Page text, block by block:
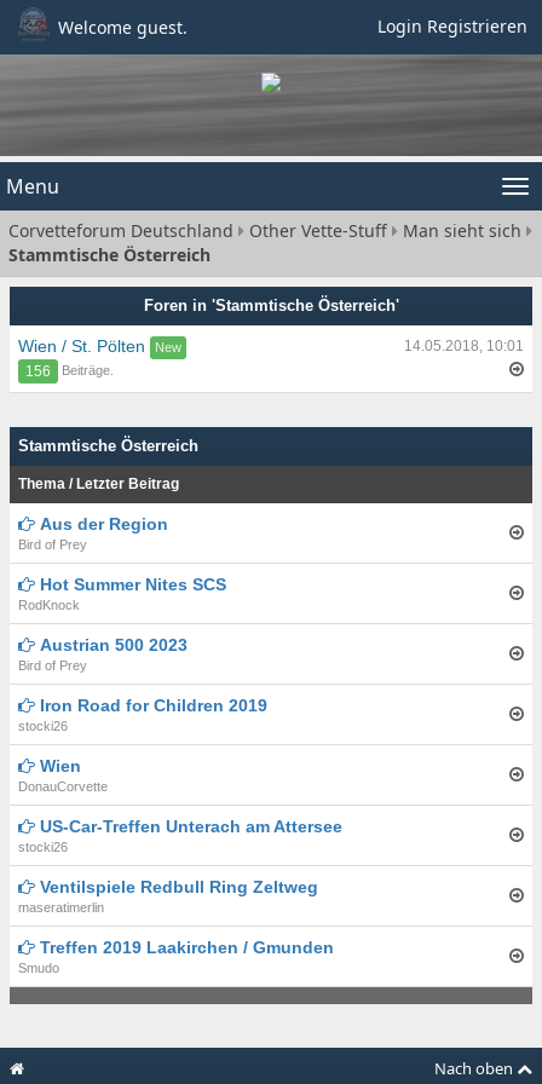
Welcome guest. Login Registrieren
Menu
Corvetteforum Deutschland Other Vette-Stuff
Man sieht sich
Stammtische Österreich
Foren in 'Stammtische Österreich'
Wien / St. Pölten
156 Beiträge.
14.05.2018, 10:01
Stammtische Österreich
Thema / Letzter Beitrag
Aus der Region
Bird of Prey
Hot Summer Nites SCS
RodKnock
Austrian 500 2023
Bird of Prey
Iron Road for Children 2019
stocki26
Wien
DonauCorvette
US-Car-Treffen Unterach am Attersee
stocki26
Ventilspiele Redbull Ring Zeltweg
maseratimerlin
Treffen 2019 Laakirchen / Gmunden
Smudo
Nach oben